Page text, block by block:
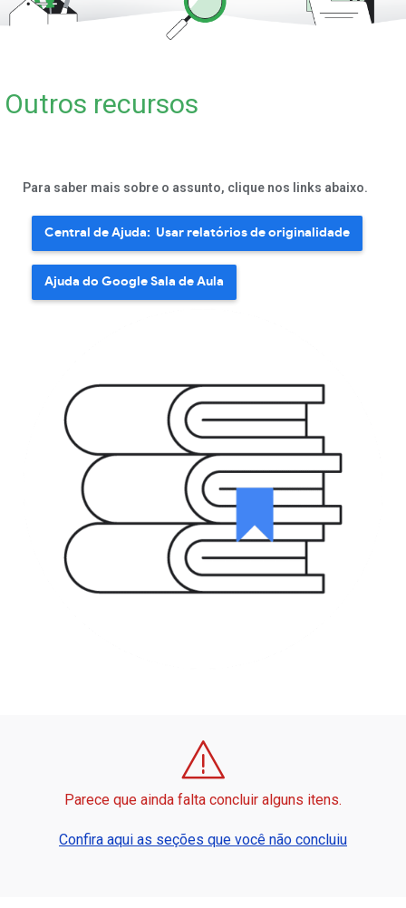
Outros recursos
Para saber mais sobre o assunto, clique nos links abaixo.
Central de Ajuda: Usar relatórios de originalidade
Ajuda do Google Sala de Aula
Parece que ainda falta concluir alguns itens.
Confira aqui as seções que você não concluiu